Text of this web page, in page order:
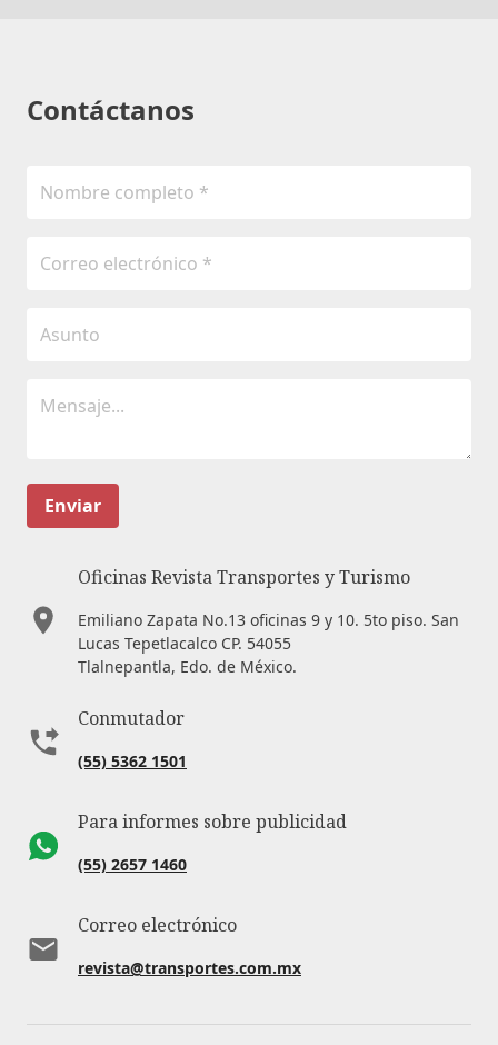
Contáctanos
Enviar
Oficinas Revista Transportes y Turismo
Emiliano Zapata No.13 oficinas 9 y 10. 5to piso. San
Lucas Tepetlacalco CP. 54055
Tlalnepantla, Edo. de México.
Conmutador
(55) 5362 1501
Para informes sobre publicidad
(55) 2657 1460
Correo electrónico
revista@transportes.com.mx